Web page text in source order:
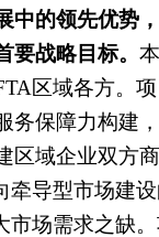
中的领先优势
战略目标。
区域各方。
务保障力构建
区域企业双方
牵导型市场建
市场需求之缺